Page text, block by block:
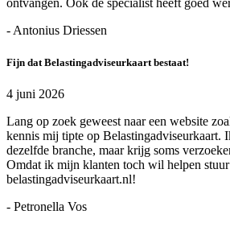
ontvangen. Ook de specialist heeft goed
- Antonius Driessen
Fijn dat Belastingadviseurkaart bestaat!
4 juni 2026
Lang op zoek geweest naar een website
kennis mij tipte op Belastingadviseurkaart.
dezelfde branche, maar krijg soms
Omdat ik mijn klanten toch wil helpen
belastingadviseurkaart.nl!
- Petronella Vos